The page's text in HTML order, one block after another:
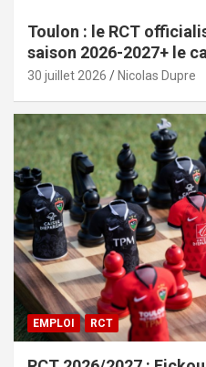
Toulon : le RCT
saison 2026-2027+ le
30 juillet 2026 Nicolas Dupre
EMPLOI RCT